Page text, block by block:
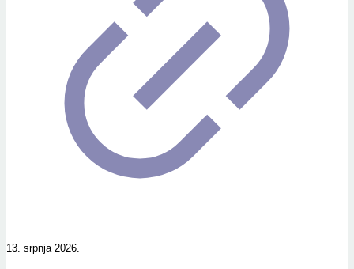
13. srpnja 2026.